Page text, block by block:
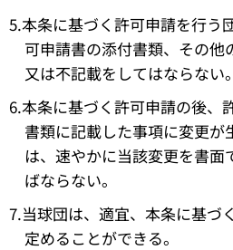
5.本条に基づく許可申請を行う
可申請書の添付書類、その
又は不記載をしてはならない。
6.本条に基づく許可申請の後、
書類に記載した事項に変更が
は、速やかに当該変更を書
ばならない。
7.当球団は、適宜、本条に基づ
定めることができる。